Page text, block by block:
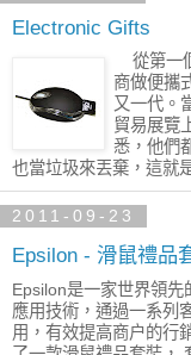
Electronic Gifts
從第一
商做便攜
又一代。
貿易展覽
悉，他們
也當垃圾來丟棄，這就
2011-09-23
Epsilon - 滑鼠禮品
Epsilon是一家世界領
應用技術，通過一系列
用，有效提高商户的行